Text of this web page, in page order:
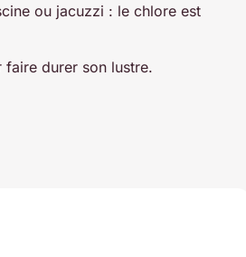
ou jacuzzi : le chlore est
durer son lustre.